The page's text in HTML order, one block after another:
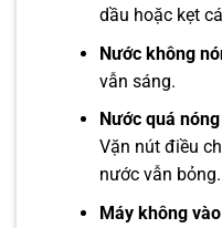
dầu hoặc kẹt
Nước không
vẫn sáng.
Nước quá
Vặn nút điều
nước vẫn bỏng.
Máy không